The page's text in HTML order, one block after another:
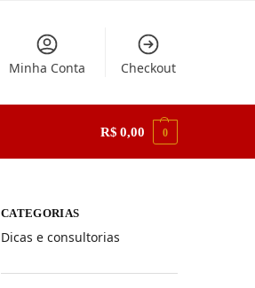
Minha Conta Checkout
R$ 0,00 0
CATEGORIAS
Dicas e consultorias